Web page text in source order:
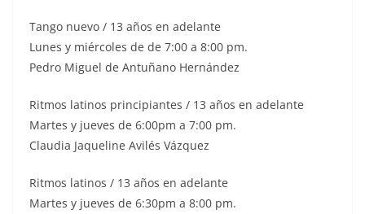
Tango nuevo / 13 años en adelante
Lunes y miércoles de de 7:00 a 8:00 pm.
Pedro Miguel de Antuñano Hernández
Ritmos latinos principiantes / 13 años en adelante
Martes y jueves de 6:00pm a 7:00 pm.
Claudia Jaqueline Avilés Vázquez
Ritmos latinos / 13 años en adelante
Martes y jueves de 6:30pm a 8:00 pm.